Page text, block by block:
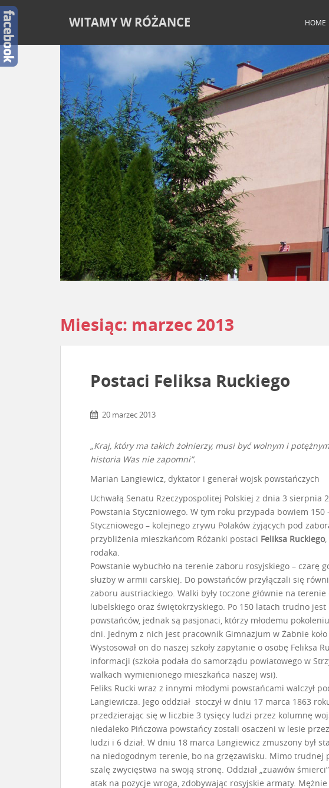
WITAMY W RÓŻANCE HOME
Miesiąc: marzec 2013
Postaci Feliksa Ruckiego
20 marzec 2013
„Kraj, który ma takich żołnierzy, musi być wolnym i
historia Was nie zapomni”.
Marian Langiewicz, dyktator i generał wojsk powstańczych
Uchwałą Senatu Rzeczypospolitej Polskiej z dnia 3 sierpnia
Powstania Styczniowego. W tym roku przypada bowiem 150
Styczniowego – kolejnego zrywu Polaków żyjących pod
przybliżenia mieszkańcom Różanki postaci Feliksa Ruckiego
rodaka.
Powstanie wybuchło na terenie zaboru rosyjskiego – czarę
służby w armii carskiej. Do powstańców przyłączali się
zaboru austriackiego. Walki były toczone głównie na
lubelskiego oraz świętokrzyskiego. Po 150 latach trudno
powstańców, jednak są pasjonaci, którzy młodemu
dni. Jednym z nich jest pracownik Gimnazjum w Żabnie koło
Wystosował on do naszej szkoły zapytanie o osobę Feliksa
informacji (szkoła podała do samorządu powiatowego w
walkach wymienionego mieszkańca naszej wsi).
Feliks Rucki wraz z innymi młodymi powstańcami walczył
Langiewicza. Jego oddział stoczył w dniu 17 marca 1863
przedzierając się w liczbie 3 tysięcy ludzi przez kolumnę
niedaleko Pińczowa powstańcy zostali osaczeni w lesie
ludzi i 6 dział. W dniu 18 marca Langiewicz zmuszony był
na niedogodnym terenie, bo na grzęzawisku. Mimo trudnej
szalę zwycięstwa na swoją stronę. Oddział „żuawów
atak na pozycje wroga, zdobywając rosyjskie armaty.